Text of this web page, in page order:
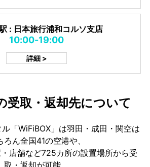
: 日本旅行浦和コルソ支店
10:00-19:00
詳細 >
受取・返却先について
「WiFiBOX」は羽田・成田・関空は
ろん全国41の空港や、
店舗など725カ所の設置場所から受
取・返却が可能。